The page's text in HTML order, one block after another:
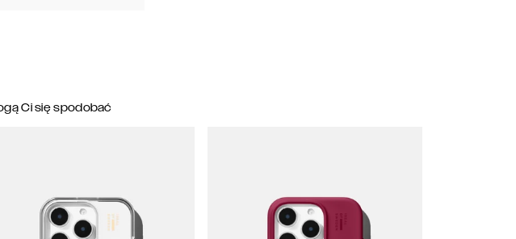
Ci się spodobać